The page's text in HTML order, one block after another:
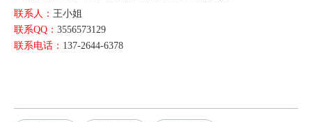
联系人： 王小姐
联系QQ： 3556573129
联系电话： 137-2644-6378